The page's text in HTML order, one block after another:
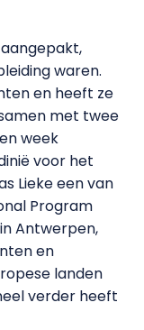
waren.
en heeft ze
met twee
week
voor het
Lieke een van
Program
Antwerpen,
en
landen
verder heeft